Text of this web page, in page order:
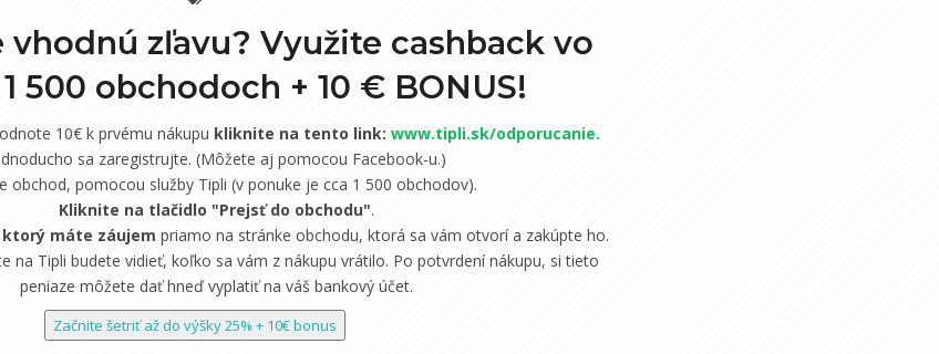
vhodnú zľavu? Využite cashback vo
500 obchodoch +10 € BONUS!
10€ k prvému nákupu kliknite na tento link: www.tipli.sk/odporucanie.
sa zaregistrujte. (Môžete aj pomocou Facebook-u.)
obchod, pomocou služby Tipli (v ponuke je cca 1 500 obchodov).
Kliknite na tlačidlo "Prejsť do obchodu".
máte záujem priamo na stránke obchodu, ktorá sa vám otvorí a zakúpte ho.
na Tipli budete vidieť, koľko sa vám z nákupu vrátilo. Po potvrdení nákupu, si tieto
peniaze môžete dať hneď vyplatiť na váš bankový účet.
Začnite šetriť až do výšky 25% + 10€ bonus